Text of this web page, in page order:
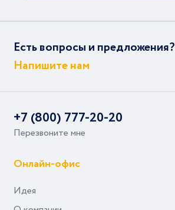
Есть вопросы и предложения?
Напишите нам
+7 (800) 777-20-20
Перезвоните мне
Онлайн-офис
Идея